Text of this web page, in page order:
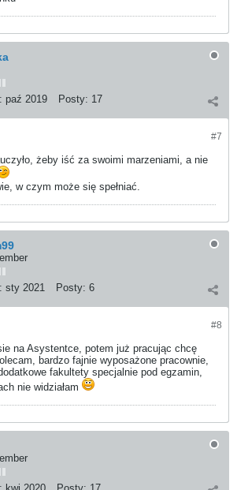
paź 2019 Posty: 17
#7
żeby iść za swoimi marzeniami, a nie
w czym może się spełniać.
sty 2021 Posty: 6
#8
na Asystentce, potem już pracując chcę
bardzo fajnie wyposażone pracownie,
fakultety specjalnie pod egzamin,
nie widziałam